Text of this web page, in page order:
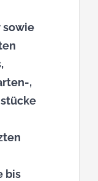
sowie
,
bis